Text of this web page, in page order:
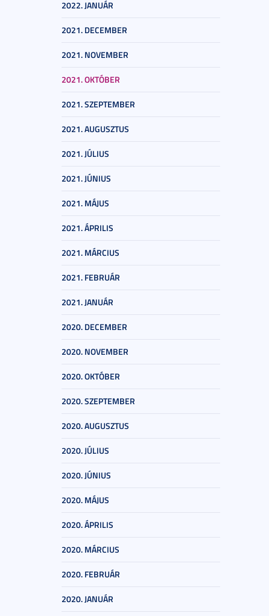
2022. JANUÁR
2021. DECEMBER
2021. NOVEMBER
2021. OKTÓBER
2021. SZEPTEMBER
2021. AUGUSZTUS
2021. JÚLIUS
2021. JÚNIUS
2021. MÁJUS
2021. ÁPRILIS
2021. MÁRCIUS
2021. FEBRUÁR
2021. JANUÁR
2020. DECEMBER
2020. NOVEMBER
2020. OKTÓBER
2020. SZEPTEMBER
2020. AUGUSZTUS
2020. JÚLIUS
2020. JÚNIUS
2020. MÁJUS
2020. ÁPRILIS
2020. MÁRCIUS
2020. FEBRUÁR
2020. JANUÁR